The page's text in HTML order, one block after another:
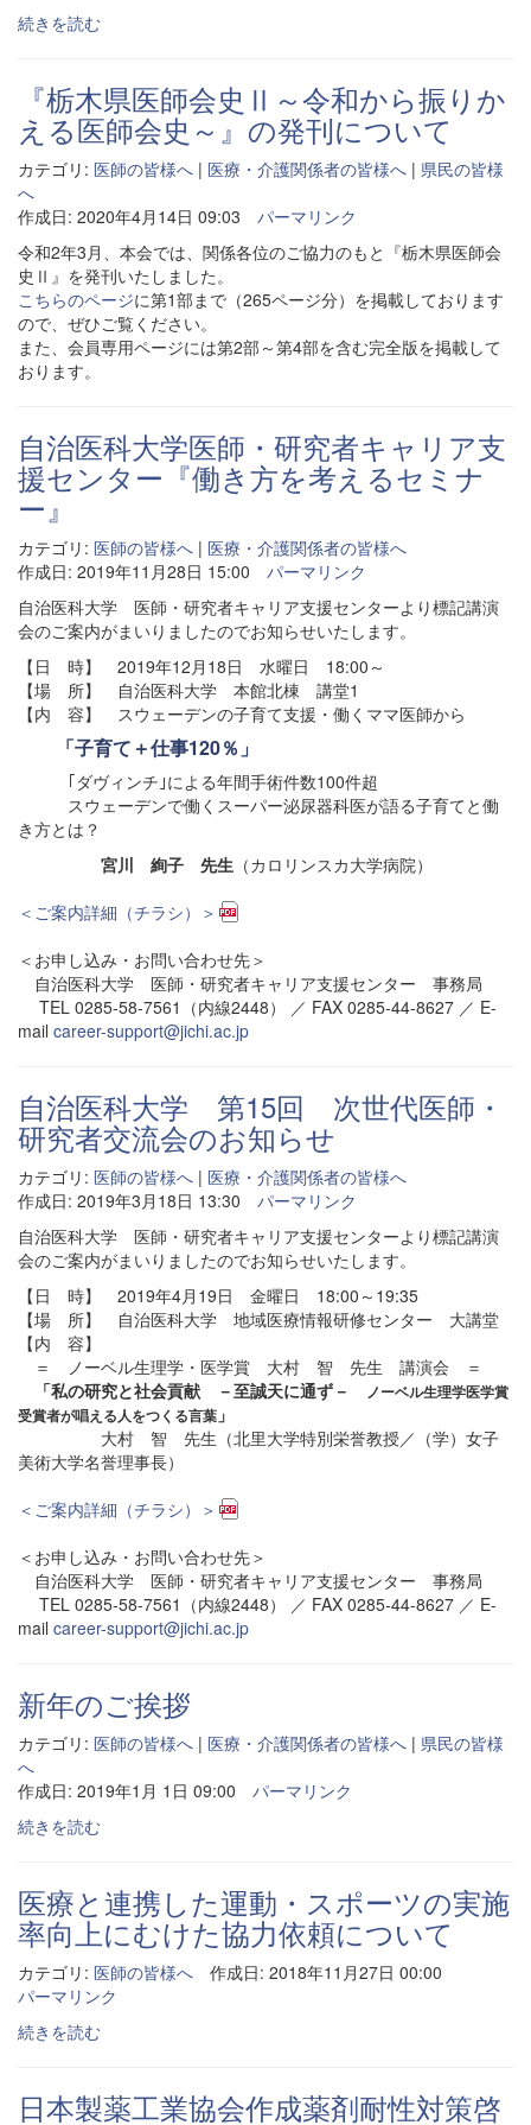
続きを読む
『栃木県医師会史Ⅱ～令和から振りか
える医師会史～』の発刊について
カテゴリ: 医師の皆様へ | 医療・介護関係者の皆様へ | 県民の皆様
へ
作成日: 2020年4月14日 09:03
パーマリンク
令和2年3月、本会では、関係各位のご協力のもと『栃木県医師会
史Ⅱ』を発刊いたしました。
こちらのページに第1部まで（265ページ分）を掲載しております
ので、ぜひご覧ください。
また、会員専用ページには第2部～第4部を含む完全版を掲載して
おります。
自治医科大学医師・研究者キャリア支
援センター『働き方を考えるセミナ
ー』
カテゴリ: 医師の皆様へ | 医療・介護関係者の皆様へ
作成日: 2019年11月28日 15:00
パーマリンク
自治医科大学 医師・研究者キャリア支援センターより標記講演
会のご案内がまいりましたのでお知らせいたします。
【日 時】 2019年12月18日 水曜日 18:00～
【場 所】 自治医科大学 本館北棟 講堂1
【内 容】 スウェーデンの子育て支援・働くママ医師から
「子育て＋仕事120％」
｢ダヴィンチ｣による年間手術件数100件超
スウェーデンで働くスーパー泌尿器科医が語る子育てと働
き方とは？
宮川 絢子 先生 （カロリンスカ大学病院）
＜ご案内詳細（チラシ）＞
＜お申し込み・お問い合わせ先＞
自治医科大学 医師・研究者キャリア支援センター 事務局
TEL 0285-58-7561（内線2448） ／ FAX 0285-44-8627 ／ E-
mail career-support@jichi.ac.jp
自治医科大学 第15回 次世代医師・
研究者交流会のお知らせ
カテゴリ: 医師の皆様へ | 医療・介護関係者の皆様へ
作成日: 2019年3月18日 13:30
パーマリンク
自治医科大学 医師・研究者キャリア支援センターより標記講演
会のご案内がまいりましたのでお知らせいたします。
【日 時】 2019年4月19日 金曜日 18:00～19:35
【場 所】 自治医科大学 地域医療情報研修センター 大講堂
【内 容】
＝ ノーベル生理学・医学賞 大村 智 先生 講演会 ＝
「私の研究と社会貢献 －至誠天に通ず－
ノーベル生理学医学賞
受賞者が唱える人をつくる言葉 」
大村 智 先生（北里大学特別栄誉教授／（学）女子
美術大学名誉理事長）
＜ご案内詳細（チラシ）＞
＜お申し込み・お問い合わせ先＞
自治医科大学 医師・研究者キャリア支援センター 事務局
TEL 0285-58-7561（内線2448） ／ FAX 0285-44-8627 ／ E-
mail career-support@jichi.ac.jp
新年のご挨拶
カテゴリ: 医師の皆様へ | 医療・介護関係者の皆様へ | 県民の皆様
へ
作成日: 2019年1月 1日 09:00
パーマリンク
続きを読む
医療と連携した運動・スポーツの実施
率向上にむけた協力依頼について
カテゴリ: 医師の皆様へ
作成日: 2018年11月27日 00:00
パーマリンク
続きを読む
日本製薬工業協会作成薬剤耐性対策啓